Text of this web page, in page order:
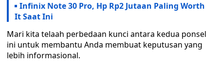
Infinix Note 30 Pro, Hp Rp2 Jutaan Paling Worth
It Saat Ini
Mari kita telaah perbedaan kunci antara kedua ponsel
ini untuk membantu Anda membuat keputusan yang
lebih informasional.